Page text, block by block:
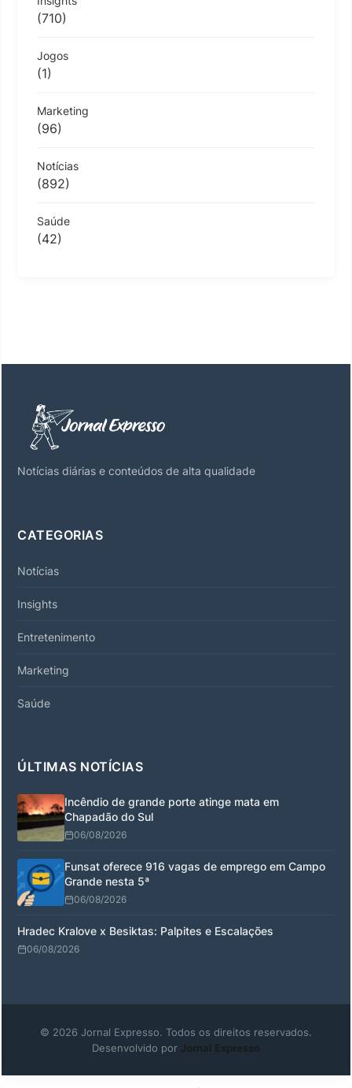
(710)
Jogos
(1)
Marketing
(96)
Notícias
(892)
Saúde
(42)
Notícias diárias e conteúdos de alta qualidade
CATEGORIAS
Notícias
Insights
Entretenimento
Marketing
Saúde
ÚLTIMAS NOTÍCIAS
Incêndio de grande porte atinge mata em
Chapadão do Sul
06/08/2026
Funsat oferece 916 vagas de emprego em Campo
Grande nesta 5ª
06/08/2026
Hradec Kralove x Besiktas: Palpites e Escalações
06/08/2026
© 2026 Jornal Expresso. Todos os direitos reservados.
Desenvolvido por Jornal Expresso